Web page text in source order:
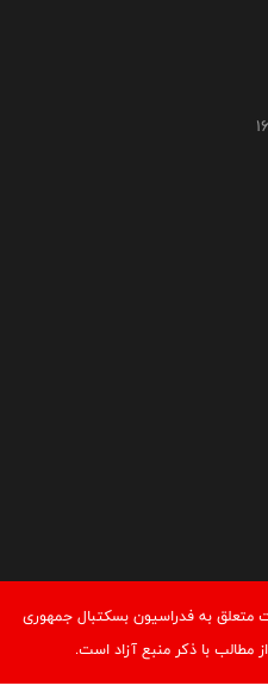
به فدراسیون بسکتبال جمهوری
مطالب با ذكر منبع آزاد است.